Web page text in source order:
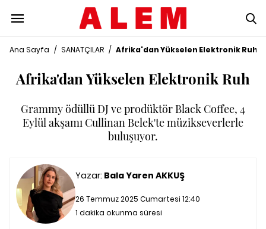
Ana Sayfa / SANATÇILAR / Afrika'dan Yükselen Elektronik Ruh
Afrika'dan Yükselen Elektronik Ruh
Grammy ödüllü DJ ve prodüktör Black Coffee, 4
Eylül akşamı Cullinan Belek'te müzikseverlerle
buluşuyor.
Yazar: Bala Yaren AKKUŞ
26 Temmuz 2025 Cumartesi 12:40
1 dakika okunma süresi